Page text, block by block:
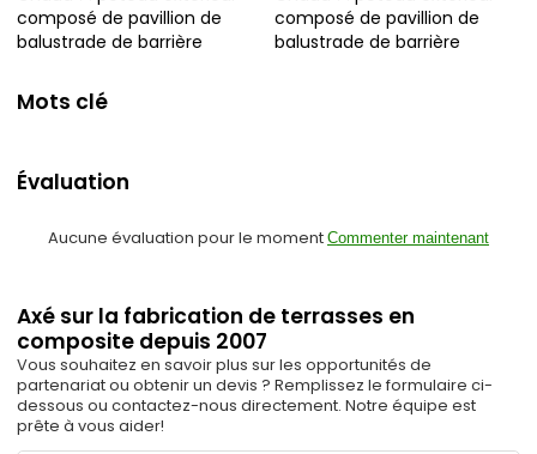
composé de pavillion de
balustrade de barrière
composé de pavillion de
balustrade de barrière
Mots clé
Évaluation
Aucune évaluation pour le moment Commenter maintenant
Axé sur la fabrication de terrasses en
composite depuis 2007
Vous souhaitez en savoir plus sur les opportunités de
partenariat ou obtenir un devis ? Remplissez le formulaire ci-
dessous ou contactez-nous directement. Notre équipe est
prête à vous aider!